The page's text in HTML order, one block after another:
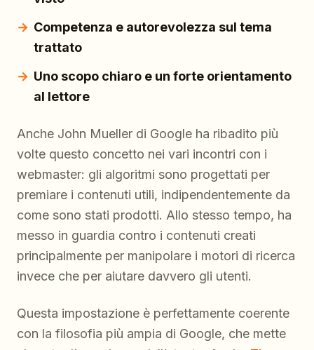
Competenza e autorevolezza sul tema
trattato
Uno scopo chiaro e un forte orientamento
al lettore
Anche John Mueller di Google ha ribadito più
volte questo concetto nei vari incontri con i
webmaster: gli algoritmi sono progettati per
premiare i contenuti utili, indipendentemente da
come sono stati prodotti. Allo stesso tempo, ha
messo in guardia contro i contenuti creati
principalmente per manipolare i motori di ricerca
invece che per aiutare davvero gli utenti.
Questa impostazione è perfettamente coerente
con la filosofia più ampia di Google, che mette